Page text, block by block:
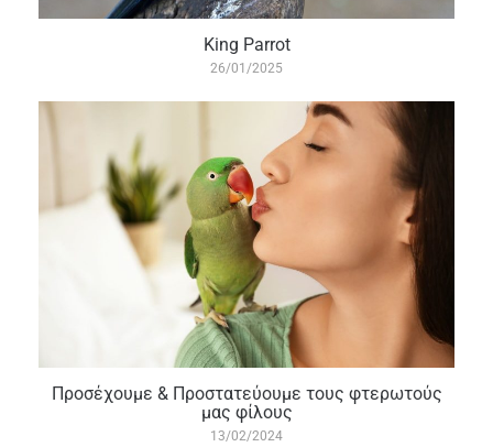
King Parrot
26/01/2025
Προσέχουμε & Προστατεύουμε τους φτερωτούς
μας φίλους
13/02/2024